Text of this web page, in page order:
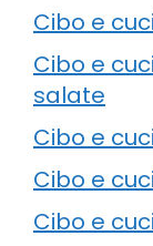
Cibo e
Cibo e
salate
Cibo e
Cibo e
Cibo e